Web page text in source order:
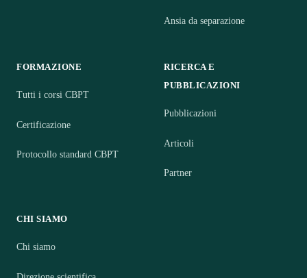
Ansia da separazione
FORMAZIONE
Tutti i corsi CBPT
Certificazione
Protocollo standard CBPT
RICERCA E
PUBBLICAZIONI
Pubblicazioni
Articoli
Partner
CHI SIAMO
Chi siamo